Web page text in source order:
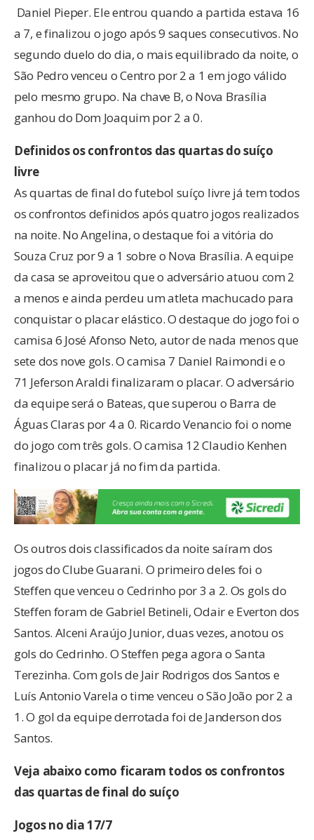
Daniel Pieper. Ele entrou quando a partida estava 16
a 7, e finalizou o jogo após 9 saques consecutivos. No
segundo duelo do dia, o mais equilibrado da noite, o
São Pedro venceu o Centro por 2 a 1 em jogo válido
pelo mesmo grupo. Na chave B, o Nova Brasília
ganhou do Dom Joaquim por 2 a 0.
Definidos os confrontos das quartas do suíço
livre
As quartas de final do futebol suíço livre já tem todos
os confrontos definidos após quatro jogos realizados
na noite. No Angelina, o destaque foi a vitória do
Souza Cruz por 9 a 1 sobre o Nova Brasília. A equipe
da casa se aproveitou que o adversário atuou com 2
a menos e ainda perdeu um atleta machucado para
conquistar o placar elástico. O destaque do jogo foi o
camisa 6 José Afonso Neto, autor de nada menos que
sete dos nove gols. O camisa 7 Daniel Raimondi e o
71 Jeferson Araldi finalizaram o placar. O adversário
da equipe será o Bateas, que superou o Barra de
Águas Claras por 4 a 0. Ricardo Venancio foi o nome
do jogo com três gols. O camisa 12 Claudio Kenhen
finalizou o placar já no fim da partida.
Os outros dois classificados da noite saíram dos
jogos do Clube Guarani. O primeiro deles foi o
Steffen que venceu o Cedrinho por 3 a 2. Os gols do
Steffen foram de Gabriel Betineli, Odair e Everton dos
Santos. Alceni Araújo Junior, duas vezes, anotou os
gols do Cedrinho. O Steffen pega agora o Santa
Terezinha. Com gols de Jair Rodrigos dos Santos e
Luís Antonio Varela o time venceu o São João por 2 a
1. O gol da equipe derrotada foi de Janderson dos
Santos.
Veja abaixo como ficaram todos os confrontos
das quartas de final do suíço
Jogos no dia 17/7